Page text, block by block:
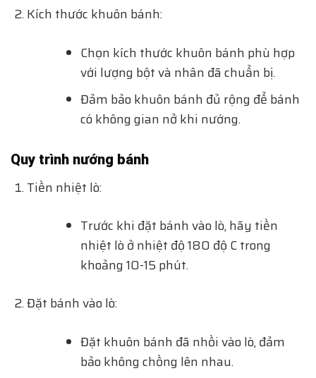
Kích thước khuôn bánh:
Chọn kích thước khuôn bánh phù hợp
với lượng bột và nhân đã chuẩn bị.
Đảm bảo khuôn bánh đủ rộng để bánh
có không gian nở khi nướng.
Quy trình nướng bánh
Tiền nhiệt lò:
Trước khi đặt bánh vào lò, hãy tiền
nhiệt lò ở nhiệt độ 180 độ C trong
khoảng 10-15 phút.
Đặt bánh vào lò:
Đặt khuôn bánh đã nhồi vào lò, đảm
bảo không chồng lên nhau.